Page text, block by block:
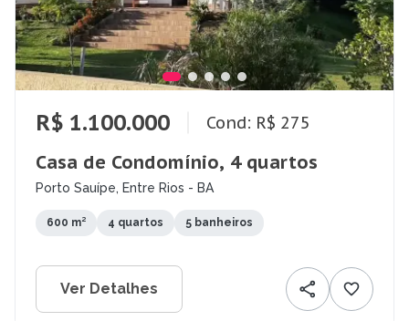
R$ 1.100.000 Cond: R$ 275
Casa de Condomínio, 4 quartos
Porto Sauípe, Entre Rios - BA
600 m² 4 quartos 5 banheiros
Ver Detalhes